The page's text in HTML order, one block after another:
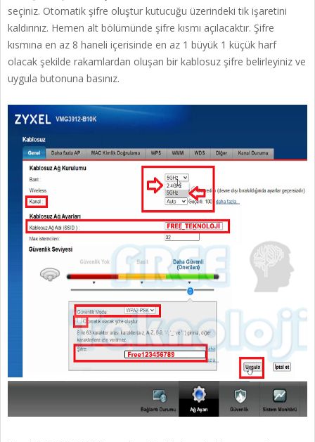
seçiniz. Otomatik şifre oluştur kutucuğu üzerindeki tik işaretini
kaldırınız. Hemen alt bölümünde şifre kısmı açılacaktır. Şifre
kısmına en az 8 haneli içerisinde en az 1 büyük 1 küçük harf
olacak şekilde rakamlardan oluşan bir kablosuz şifre belirleyiniz ve
uygula butonuna basınız.